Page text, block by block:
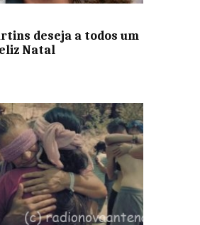
deseja a todos um
Natal